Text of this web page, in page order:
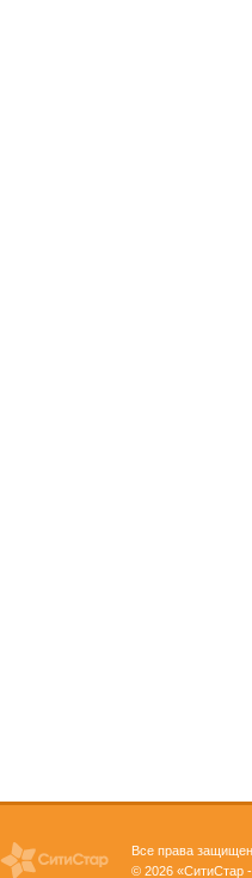
Все права
© 2026 «СитиСтар